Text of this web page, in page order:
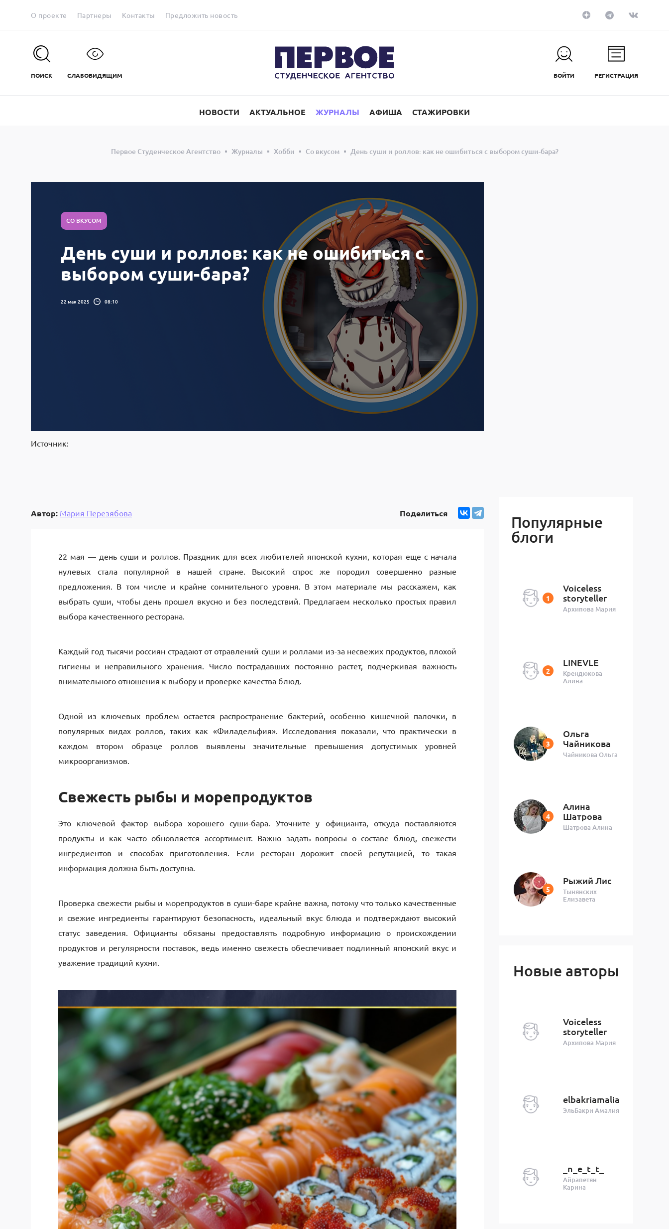
О проекте Партнеры Контакты Предложить новость
ПОИСК СЛАБОВИДЯЩИМ ВОЙТИ РЕГИСТРАЦИЯ
НОВОСТИ АКТУАЛЬНОЕ ЖУРНАЛЫ АФИША СТАЖИРОВКИ
Первое Студенческое Агентство Журналы Хобби Со вкусом День суши и роллов: как не ошибиться с выбором суши-бара?
СО ВКУСОМ
День суши и роллов: как не ошибиться с
выбором суши-бара?
22 мая 2025 08:10
Источник:
Автор: Мария Перезябова Поделиться
22 мая — день суши и роллов. Праздник для всех любителей японской кухни, которая еще с начала
нулевых стала популярной в нашей стране. Высокий спрос же породил совершенно разные
предложения. В том числе и крайне сомнительного уровня. В этом материале мы расскажем, как
выбрать суши, чтобы день прошел вкусно и без последствий. Предлагаем несколько простых правил
выбора качественного ресторана.
Каждый год тысячи россиян страдают от отравлений суши и роллами из-за несвежих продуктов, плохой
гигиены и неправильного хранения. Число пострадавших постоянно растет, подчеркивая важность
внимательного отношения к выбору и проверке качества блюд.
Одной из ключевых проблем остается распространение бактерий, особенно кишечной палочки, в
популярных видах роллов, таких как «Филадельфия». Исследования показали, что практически в
каждом втором образце роллов выявлены значительные превышения допустимых уровней
микроорганизмов.
Свежесть рыбы и морепродуктов
Это ключевой фактор выбора хорошего суши-бара. Уточните у официанта, откуда поставляются
продукты и как часто обновляется ассортимент. Важно задать вопросы о составе блюд, свежести
ингредиентов и способах приготовления. Если ресторан дорожит своей репутацией, то такая
информация должна быть доступна.
Проверка свежести рыбы и морепродуктов в суши-баре крайне важна, потому что только качественные
и свежие ингредиенты гарантируют безопасность, идеальный вкус блюда и подтверждают высокий
статус заведения. Официанты обязаны предоставлять подробную информацию о происхождении
продуктов и регулярности поставок, ведь именно свежесть обеспечивает подлинный японский вкус и
уважение традиций кухни.
Популярные
блоги
Voiceless
storyteller
Архипова Мария
LINEVLE
Крендюкова
Алина
Ольга
Чайникова
Чайникова Ольга
Алина
Шатрова
Шатрова Алина
Рыжий Лис
Тынянских
Елизавета
Новые авторы
Voiceless
storyteller
Архипова Мария
elbakriamalia
ЭльБакри Амалия
_n_e_t_t_
Айрапетян
Карина